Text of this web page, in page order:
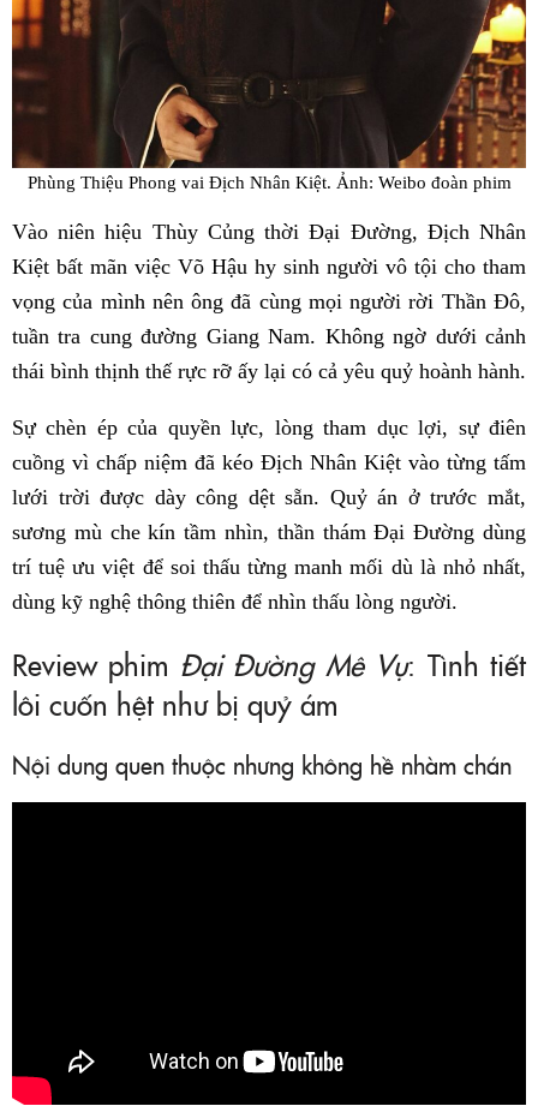
Phùng Thiệu Phong vai Địch Nhân Kiệt. Ảnh: Weibo đoàn phim
Vào niên hiệu Thùy Củng thời Đại Đường, Địch Nhân
Kiệt bất mãn việc Võ Hậu hy sinh người vô tội cho tham
vọng của mình nên ông đã cùng mọi người rời Thần Đô,
tuần tra cung đường Giang Nam. Không ngờ dưới cảnh
thái bình thịnh thế rực rỡ ấy lại có cả yêu quỷ hoành hành.
Sự chèn ép của quyền lực, lòng tham dục lợi, sự điên
cuồng vì chấp niệm đã kéo Địch Nhân Kiệt vào từng tấm
lưới trời được dày công dệt sẵn. Quỷ án ở trước mắt,
sương mù che kín tầm nhìn, thần thám Đại Đường dùng
trí tuệ ưu việt để soi thấu từng manh mối dù là nhỏ nhất,
dùng kỹ nghệ thông thiên để nhìn thấu lòng người.
Review phim Đại Đường Mê Vụ: Tình tiết
lôi cuốn hệt như bị quỷ ám
Nội dung quen thuộc nhưng không hề nhàm chán